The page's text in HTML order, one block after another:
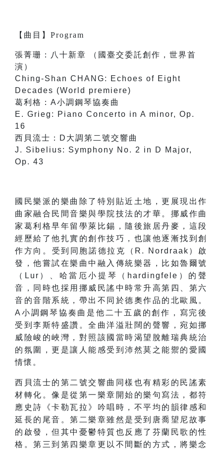
【 曲目 】 Program
張菁珊：八十新章 （國臺交委託創作，世界首
演）
Ching-Shan CHANG: Echoes of Eight
Decades (World premiere)
葛利格：A小調鋼琴協奏曲
E. Grieg: Piano Concerto in A minor, Op.
16
西貝流士：D大調第二號交響曲
J. Sibelius: Symphony No. 2 in D Major,
Op. 43
國民樂派的樂曲除了特別貼近土地，更展現出作
曲家融合民間音樂與學院技法的才華。挪威作曲
家葛利格早年留學萊比錫，隨後旅居丹麥，這段
經歷給了他扎實的創作技巧，也讓他逐漸找到創
作方向。受到同胞諾德拉克（R. Nordraak）啟
發，他嘗試在樂曲中融入傳統樂器，比如魯爾號
（Lur）、哈當厄小提琴（hardingfele）的聲
音，同時也採用挪威民謠中時常升高第四、第六
音的音階系統，帶出不同於德奧作品的北歐風。
A小調鋼琴協奏曲是他二十五歲的創作，寫完後
受到李斯特盛讚。全曲洋溢壯闊的聲響，宛如挪
威險峻的峽灣，對照該國當時渴望脫離瑞典統治
的氛圍，更是讓人能感受到沛然莫之能禦的愛國
情懷。
西貝流士的第二號交響曲同樣也有精彩的民謠素
材轉化。像是從第一樂章開始的樂句寫法，都符
應史詩《卡勒瓦拉》吟唱時，不平均的韻律感和
延長的尾音。第二樂章雖然是受到唐喬望尼故事
的啟發，但其中憂鬱特質也反應了芬蘭民歌的性
格。第三到第四樂章更以不間斷的方式，將樂念